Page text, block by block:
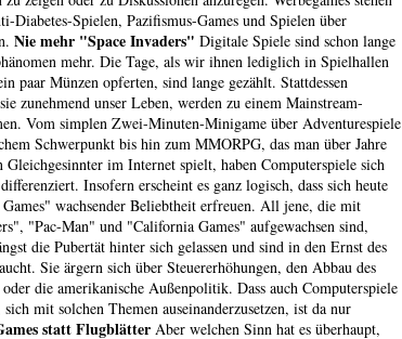
Diabetes-Spielen, Pazifismus-Games und Spielen über
Nie mehr "Space Invaders" Digitale Spiele sind schon lange
mehr. Die Tage, als wir ihnen lediglich in Spielhallen
paar Münzen opferten, sind lange gezählt. Stattdessen
zunehmend unser Leben, werden zu einem Mainstream-
Vom simplen Zwei-Minuten-Minigame über Adventurespiele
Schwerpunkt bis hin zum MMORPG, das man über Jahre
Gleichgesinnter im Internet spielt, haben Computerspiele sich
Insofern erscheint es ganz logisch, dass sich heute
wachsender Beliebtheit erfreuen. All jene, die mit
"Pac-Man" und "California Games" aufgewachsen sind,
die Pubertät hinter sich gelassen und sind in den Ernst des
Sie ärgern sich über Steuererhöhungen, den Abbau des
oder die amerikanische Außenpolitik. Dass auch Computerspiele
mit solchen Themen auseinanderzusetzen, ist da nur
statt Flugblätter Aber welchen Sinn hat es überhaupt,